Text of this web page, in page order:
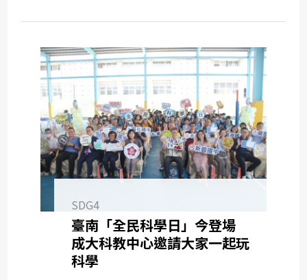
SDG4
臺南「全民科學日」今登場
成大科教中心邀請大家一起玩
科學